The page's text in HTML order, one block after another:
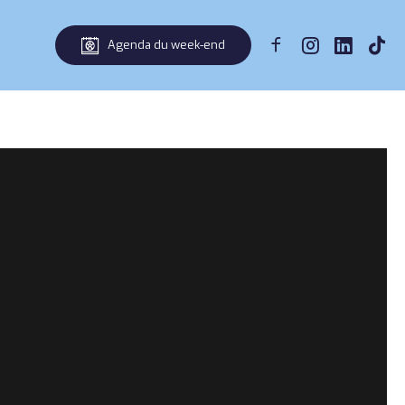
Agenda du week-end